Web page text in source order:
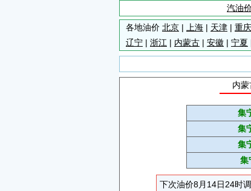
汽油
各地油价 北京 | 上海 | 天津 | 重庆
辽宁 | 浙江 | 内蒙古 | 安徽 | 宁夏
内
集
集
集
集
下次油价8月14日24时